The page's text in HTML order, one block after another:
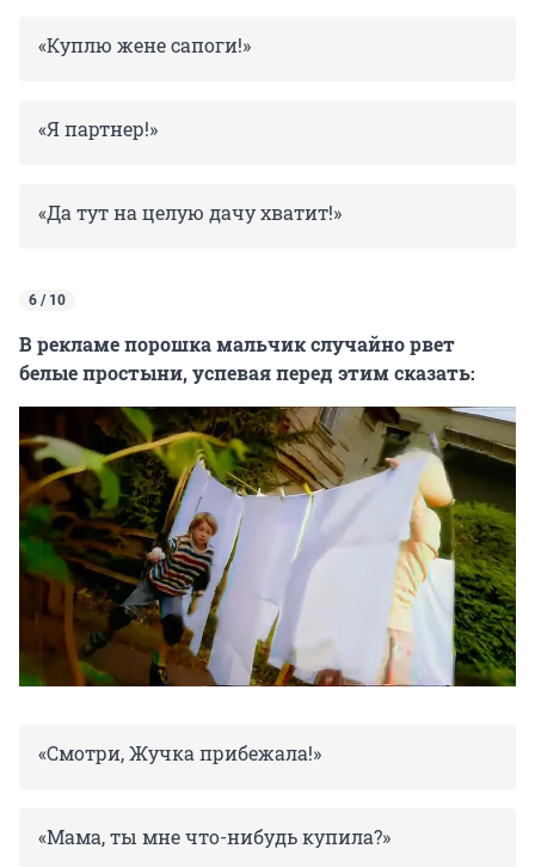
«Куплю жене сапоги!»
«Я партнер!»
«Да тут на целую дачу хватит!»
6 / 10
В рекламе порошка мальчик случайно рвет
белые простыни, успевая перед этим сказать:
«Смотри, Жучка прибежала!»
«Мама, ты мне что-нибудь купила?»